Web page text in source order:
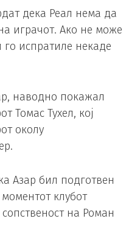
дека Реал нема да
играчот. Ако не може
испратиле некаде
наводно покажал
Томас Тухел, кој
околу
Азар бил подготвен
клубот
на Роман